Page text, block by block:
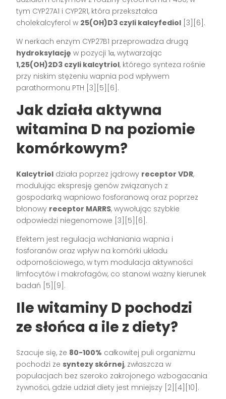
tym CYP27A1 i CYP2R1, która przekształca
cholekalcyferol w 25(OH)D3 czyli kalcyfediol [3][6].
W nerkach enzym CYP27B1 przeprowadza drugą
hydroksylację w pozycji 1α, wytwarzając
1,25(OH)2D3 czyli kalcytriol, którego synteza rośnie
przy niskim stężeniu wapnia pod wpływem
parathormonu PTH [3][5][6].
Jak działa aktywna
witamina D na poziomie
komórkowym?
Kalcytriol działa poprzez jądrowy receptor VDR,
modulując ekspresję genów związanych z
gospodarką wapniowo fosforanową oraz poprzez
błonowy receptor MARRS, wywołując szybkie
odpowiedzi niegenomowe [3][5][6].
Efektem jest regulacja wchłaniania wapnia i
fosforanów oraz wpływ na komórki układu
odpornościowego, w tym modulacja aktywności
limfocytów i makrofagów, co stanowi ważny kierunek
badań [5][9].
Ile witaminy D pochodzi
ze słońca a ile z diety?
Szacuje się, że 80-100% całkowitej puli organizmu
pochodzi ze syntezy skórnej, zwłaszcza w
populacjach bez szeroko zakrojonego wzbogacania
żywności, gdzie udział diety jest mniejszy [2][4][10].